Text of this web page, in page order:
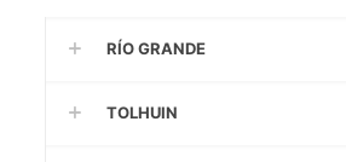
RÍO GRANDE
TOLHUIN